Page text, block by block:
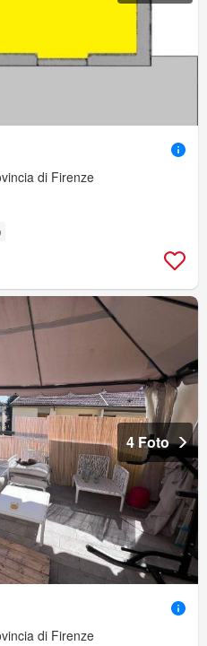
di Firenze
4 Foto
di Firenze